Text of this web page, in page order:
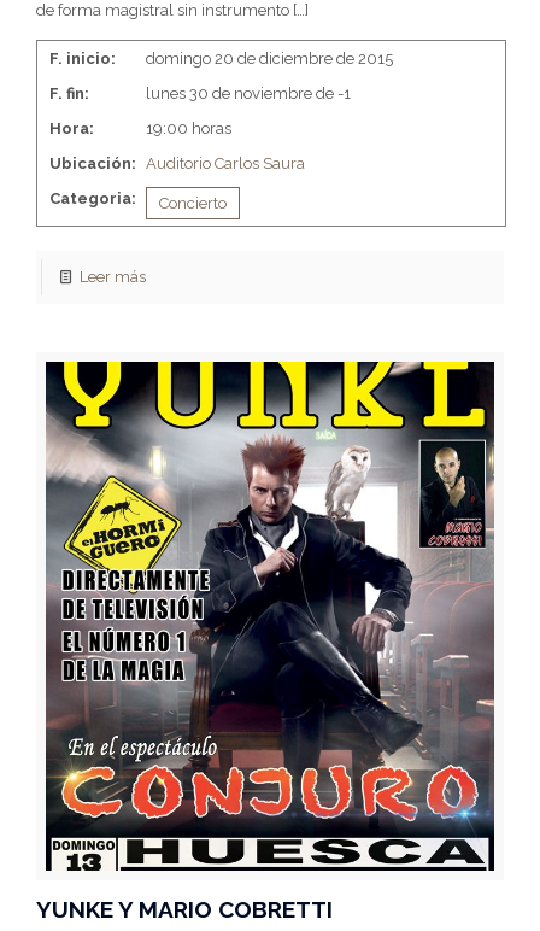
de forma magistral sin instrumento […]
F. inicio:
domingo 20 de diciembre de 2015
F. fin:
lunes 30 de noviembre de -1
Hora:
19:00 horas
Ubicación: Auditorio Carlos Saura
Categoria:
Concierto
Leer más
YUNKE Y MARIO COBRETTI